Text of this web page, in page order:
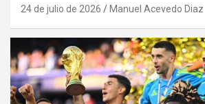
24 de julio de 2026 Manuel Acevedo Diaz